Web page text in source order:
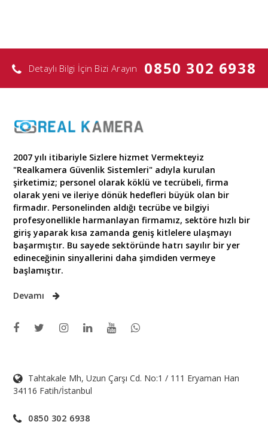
Detaylı Bilgi İçin Bizi Arayın 0850 302 6938
2007 yılı itibariyle Sizlere hizmet Vermekteyiz
"Realkamera Güvenlik Sistemleri" adıyla kurulan
şirketimiz; personel olarak köklü ve tecrübeli, firma
olarak yeni ve ileriye dönük hedefleri büyük olan bir
firmadır. Personelinden aldığı tecrübe ve bilgiyi
profesyonellikle harmanlayan firmamız, sektöre hızlı bir
giriş yaparak kısa zamanda geniş kitlelere ulaşmayı
başarmıştır. Bu sayede sektöründe hatrı sayılır bir yer
edineceğinin sinyallerini daha şimdiden vermeye
başlamıştır.
Devamı
Tahtakale Mh, Uzun Çarşı Cd. No:1 / 111 Eryaman Han
34116 Fatih/İstanbul
0850 302 6938